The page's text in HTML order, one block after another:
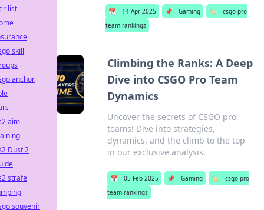
📅 14 Apr 2025 📌 Gaming 🏷️
csgo pro
team rankings
Climbing the Ranks: A Deep
Dive into CSGO Pro Team
Dynamics
Uncover the secrets of CSGO pro
teams! Dive into strategies,
dynamics, and the climb to the top
in our exclusive analysis.
📅 05 Feb 2025 📌 Gaming 🏷️
csgo pro
team rankings
list
skill
anchor
aim
Dust 2
strafe
souvenir